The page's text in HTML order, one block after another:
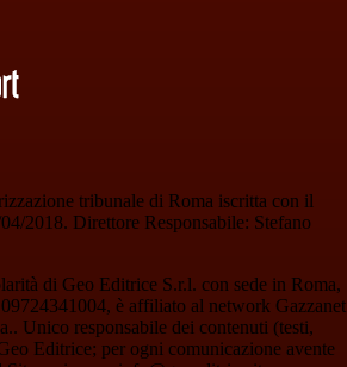
tribunale di Roma iscritta con il
2018. Direttore Responsabile: Stefano
di Geo Editrice S.r.l. con sede in Roma,
è affiliato al network Gazzanet
Unico responsabile dei contenuti (testi,
Editrice; per ogni comunicazione avente